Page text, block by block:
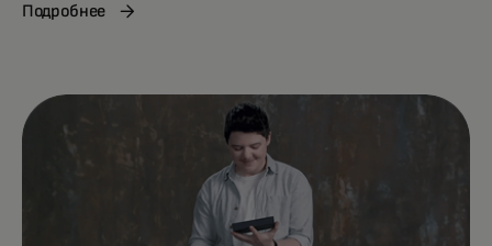
Подробнее